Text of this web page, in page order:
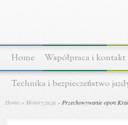
Home Współpraca i kontakt
Technika i bezpieczeństwo
Home » Motoryzacja » Przechowywanie opon